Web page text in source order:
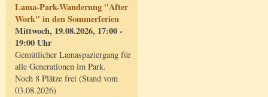
Lama-Park-Wanderung "After
Work" in den Sommerferien
Mittwoch, 19.08.2026, 17:00 -
19:00 Uhr
Gemütlicher Lamaspaziergang für
alle Generationen im Park.
Noch 8 Plätze frei (Stand vom
03.08.2026)